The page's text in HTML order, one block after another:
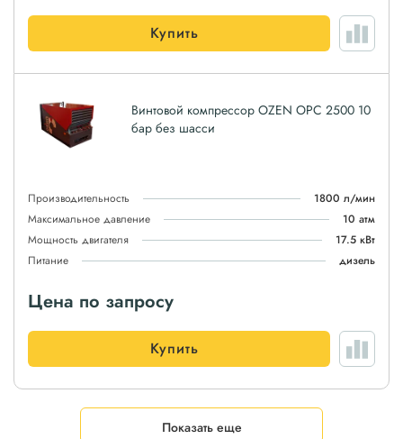
Купить
Винтовой компрессор OZEN OPC 2500 10
бар без шасси
Производительность
1800 л/мин
Максимальное давление
10 атм
Мощность двигателя
17.5 кВт
Питание
дизель
Цена по запросу
Купить
Показать еще